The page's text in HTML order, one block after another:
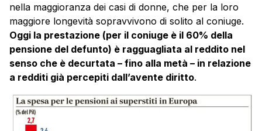
nella maggioranza dei casi di donne, che per la loro
maggiore longevità sopravvivono di solito al coniuge.
Oggi la prestazione (per il coniuge è il 60% della
pensione del defunto) è ragguagliata al reddito nel
senso che è decurtata – fino alla metà – in relazione
a redditi già percepiti dall’avente diritto.